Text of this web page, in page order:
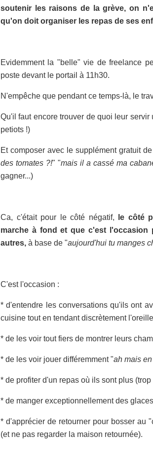
soutenir les raisons de la grève, on
qu'on doit organiser les repas de ses
Evidemment la "belle" vie de freelance
poste devant le portail à 11h30.
N'empêche que pendant ce temps-là, le
Qu'il faut encore trouver de quoi leur
petiots !)
Et composer avec le supplément gratuit
des tomates ?!" "mais il a cassé ma
gagner...)
Ca, c'était pour le côté négatif,
le côté
marche à fond et que c'est
autres, à base de "aujourd'hui tu manges
C'est l'occasion :
* d'entendre les conversations qu'ils ont
cuisine tout en tendant discrètement
* de les voir tout fiers de montrer leurs
* de les voir jouer différemment "ah mais
* de profiter d'un repas où ils sont plus
* de manger exceptionnellement des
* d'apprécier de retourner pour bosser au
(et ne pas regarder la maison retournée).